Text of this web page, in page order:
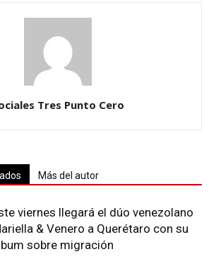
Tres Punto Cero
Más del autor
viernes llegará el dúo venezolano
& Venero a Querétaro con su
sobre migración